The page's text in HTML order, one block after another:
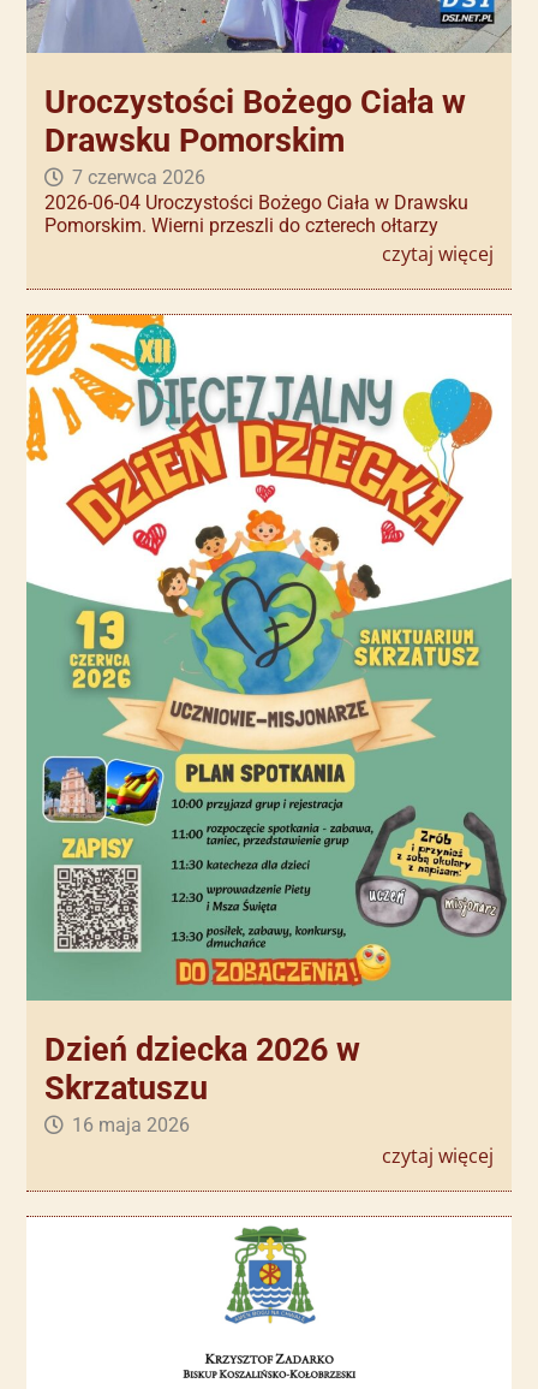
Uroczystości Bożego Ciała w
Drawsku Pomorskim
7 czerwca 2026
2026-06-04 Uroczystości Bożego Ciała w Drawsku
Pomorskim. Wierni przeszli do czterech ołtarzy
czytaj więcej
Dzień dziecka 2026 w
Skrzatuszu
16 maja 2026
czytaj więcej